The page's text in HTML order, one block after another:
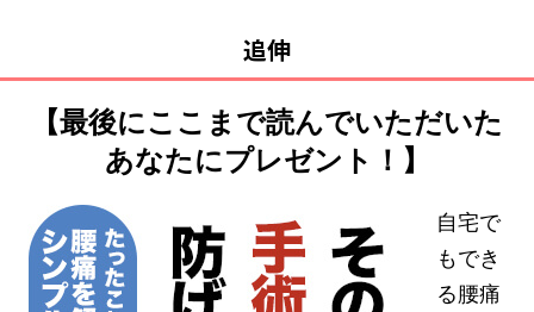
追伸
【最後にここまで読んでいただいた
あなたにプレゼント！】
自宅で
もでき
る腰痛